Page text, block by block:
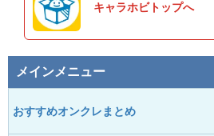
キャラホビトップへ
メインメニュー
おすすめオンクレまとめ